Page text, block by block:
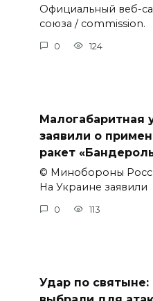
Официальный веб-
союза / commission.
0 124
Малогабаритная
заявили о
ракет
© Минобороны
На Украине заявили
0 113
Удар по